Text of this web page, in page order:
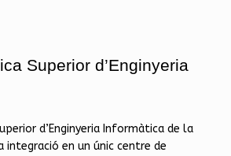
Superior d’Enginyeria
d’Enginyeria Informàtica de la
integració en un únic centre de